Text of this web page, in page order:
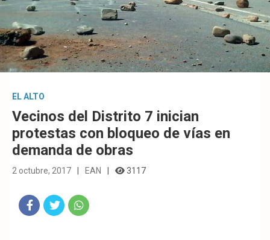
EL ALTO
Vecinos del Distrito 7 inician
protestas con bloqueo de vías en
demanda de obras
2 octubre, 2017 EAN 3117